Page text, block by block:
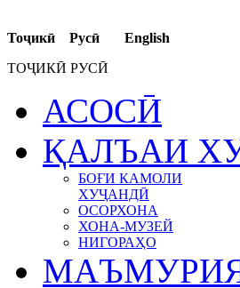
Тоҷикӣ Русӣ English
ТОҶИКӢ РУСӢ
АСОСӢ
ҚАЛЪАИ
БОҒИ КАМОЛИ
ХУҶАНДӢ
ОСОРХОНА
ХОНА-МУЗЕЙ
НИГОРАҲО